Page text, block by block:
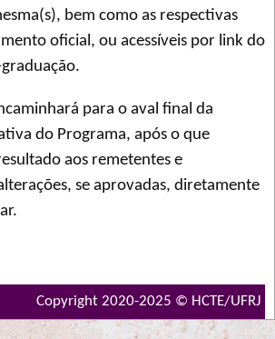
bem como as respectivas
oficial, ou acessíveis por link do
para o aval final da
do Programa, após o que
aos remetentes e
se aprovadas, diretamente
Copyright 2020-2025 © HCTE/UFRJ